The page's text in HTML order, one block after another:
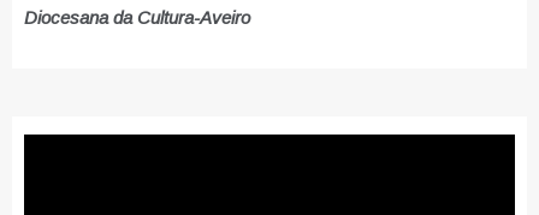
Diocesana da Cultura-Aveiro